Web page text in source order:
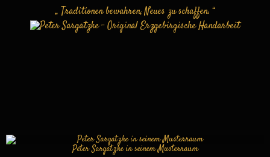
Peter Sargatzke in seinem Musterraum
„ Traditionen bewahren, Neues zu schaffen. “